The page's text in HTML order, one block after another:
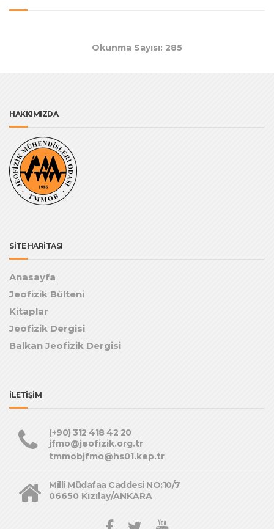
Okunma Sayısı: 285
HAKKIMIZDA
SİTE HARİTASI
Anasayfa
Jeofizik Bülteni
Kitaplar
Jeofizik Dergisi
Balkan Jeofizik Dergisi
İLETİŞİM
(+90) 312 418 42 20
jfmo@jeofizik.org.tr
tmmobjfmo@hs01.kep.tr
Milli Müdafaa Caddesi NO:10/7
06650 Kızılay/ANKARA